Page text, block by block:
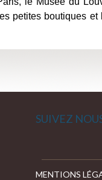
petites boutiques
SUIVEZ
MENTIONS